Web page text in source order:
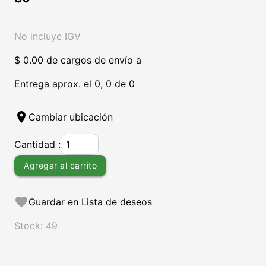
No incluye IGV
$ 0.00 de cargos de envío a
Entrega aprox. el 0, 0 de 0
location_on Cambiar ubicación
Cantidad :
Agregar al carrito
favoriteGuardar en Lista de deseos
Stock: 49